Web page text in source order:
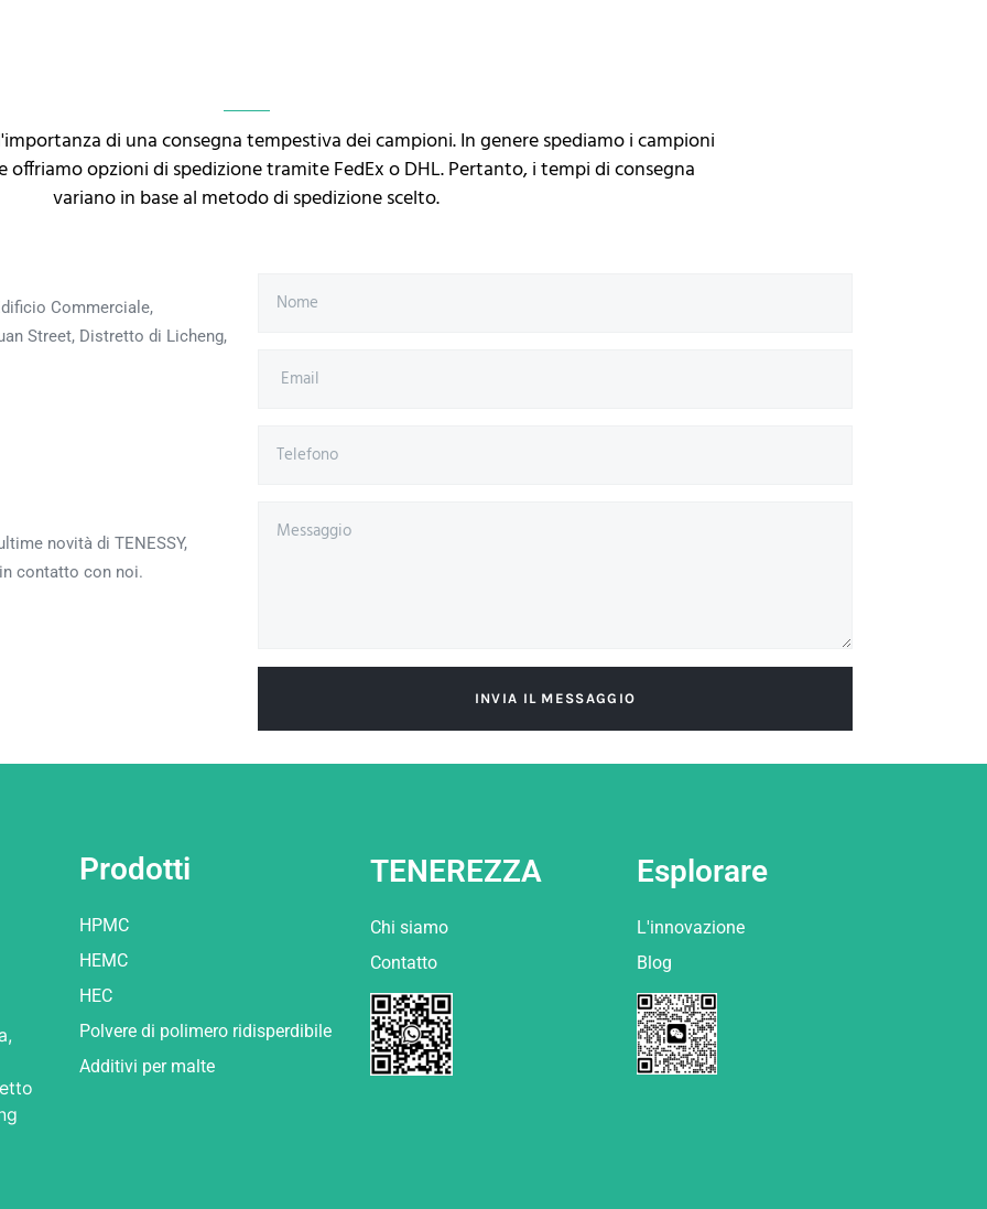
di una consegna tempestiva dei campioni. In genere spediamo i campioni
opzioni di spedizione tramite FedEx o DHL. Pertanto, i tempi di consegna
variano in base al metodo di spedizione scelto.
Commerciale,
Street, Distretto di Licheng,
novità di TENESSY,
contatto con noi.
INVIA IL MESSAGGIO
Prodotti
HPMC
HEMC
HEC
Polvere di polimero ridisperdibile
Additivi per malte
TENEREZZA
Chi siamo
Contatto
Esplorare
L'innovazione
Blog